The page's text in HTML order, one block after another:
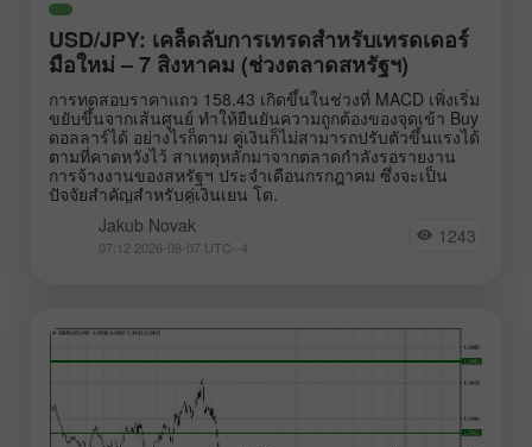
USD/JPY: เคล็ดลับการเทรดสำหรับเทรดเดอร์
มือใหม่ – 7 สิงหาคม (ช่วงตลาดสหรัฐฯ)
การทดสอบราคาแถว 158.43 เกิดขึ้นในช่วงที่ MACD เพิ่งเริ่ม
ขยับขึ้นจากเส้นศูนย์ ทำให้ยืนยันความถูกต้องของจุดเข้า Buy
ดอลลาร์ได้ อย่างไรก็ตาม คู่เงินก็ไม่สามารถปรับตัวขึ้นแรงได้
ตามที่คาดหวังไว้ สาเหตุหลักมาจากตลาดกำลังรอรายงาน
การจ้างงานของสหรัฐฯ ประจำเดือนกรกฎาคม ซึ่งจะเป็น
ปัจจัยสำคัญสำหรับคู่เงินเยน โด.
Jakub Novak
07:12 2026-08-07 UTC--4 1243